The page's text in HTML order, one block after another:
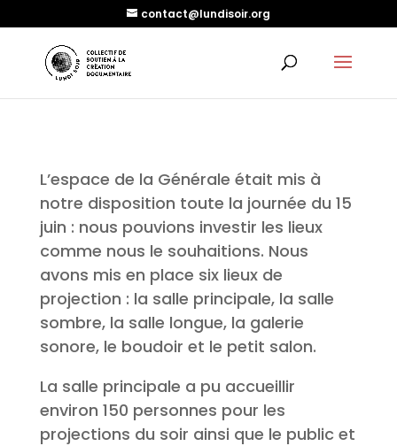
contact@lundisoir.org
L’espace de la Générale était mis à
notre disposition toute la journée du 15
juin : nous pouvions investir les lieux
comme nous le souhaitions. Nous
avons mis en place six lieux de
projection : la salle principale, la salle
sombre, la salle longue, la galerie
sonore, le boudoir et le petit salon.
La salle principale a pu accueillir
environ 150 personnes pour les
projections du soir ainsi que le public et